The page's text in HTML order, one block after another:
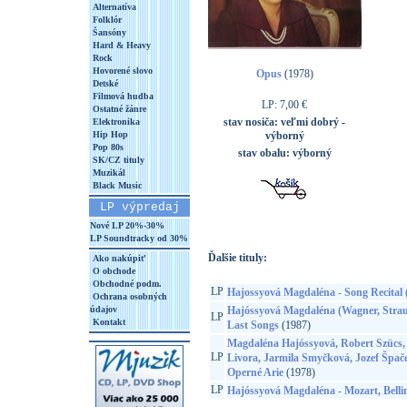
Alternatíva
Folklór
Šansóny
Hard & Heavy
Rock
Hovorené slovo
Detské
Filmová hudba
Ostatné žánre
Elektronika
Hip Hop
Pop 80s
SK/CZ tituly
Muzikál
Black Music
LP výpredaj
Nové LP 20%-30%
LP Soundtracky od 30%
Ako nakúpiť
O obchode
Obchodné podm.
Ochrana osobných
údajov
Kontakt
Opus(1978)
LP: 7,00 €
stav nosiča: veľmi dobrý -
výborný
stav obalu: výborný
Ďalšie tituly:
LP Hajossyová Magdaléna - Song
LP Hajóssyová Magdaléna (Wagner,
Last Songs(1987)
LP
Magdaléna Hajóssyová, Robert
Livora, Jarmila Smyčková, Jozef
Operné Arie(1978)
LP Hajóssyová Magdaléna - Mozart,